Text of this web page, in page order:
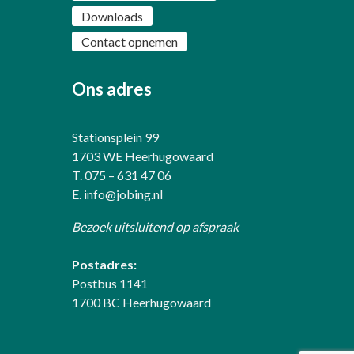
Downloads
Contact opnemen
Ons adres
Stationsplein 99
1703 WE Heerhugowaard
T. 075 – 631 47 06
E. info@jobing.nl
Bezoek uitsluitend op afspraak
Postadres:
Postbus 1141
1700 BC Heerhugowaard